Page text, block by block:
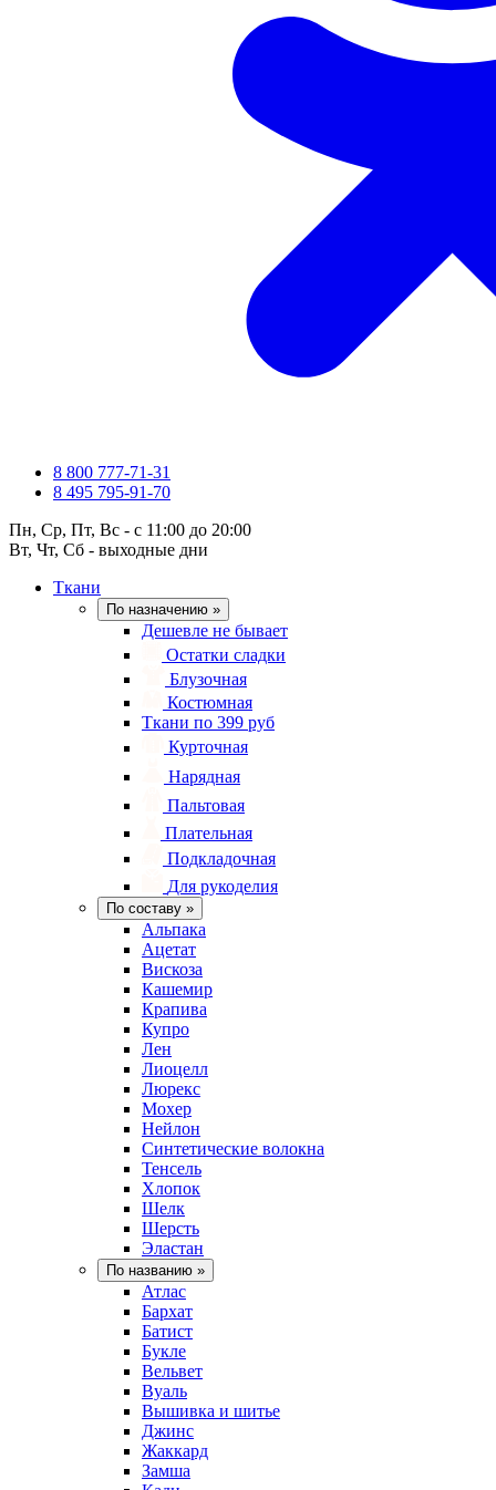
8 800 777-71-31
8 495 795-91-70
Пн, Ср, Пт, Вс - с 11:00 до 20:00
Вт, Чт, Сб - выходные дни
Ткани
По назначению »
Дешевле не бывает
Остатки сладки
Блузочная
Костюмная
Ткани по 399 руб
Курточная
Нарядная
Пальтовая
Плательная
Подкладочная
Для рукоделия
По составу »
Альпака
Ацетат
Вискоза
Кашемир
Крапива
Купро
Лен
Лиоцелл
Люрекс
Мохер
Нейлон
Синтетические волокна
Тенсель
Хлопок
Шелк
Шерсть
Эластан
По названию »
Атлас
Бархат
Батист
Букле
Вельвет
Вуаль
Вышивка и шитье
Джинс
Жаккард
Замша